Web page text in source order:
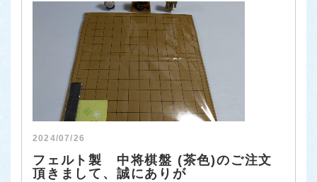
2024/07/26
フェルト製 中将棋盤 (茶色)のご注文
頂きまして、誠にありが